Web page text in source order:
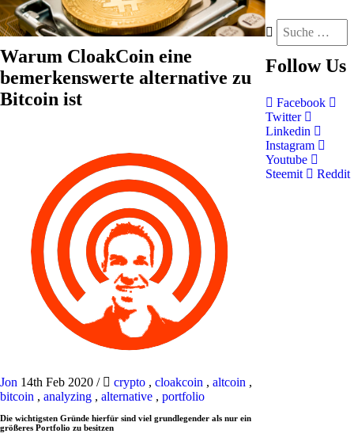
Warum CloakCoin eine
bemerkenswerte alternative zu
Bitcoin ist
Jon 14th Feb 2020 / crypto , cloakcoin , altcoin ,
bitcoin , analyzing , alternative , portfolio
Die wichtigsten Gründe hierfür sind viel grundlegender als nur ein
größeres Portfolio zu besitzen
Follow Us
Facebook
Twitter
Linkedin
Instagram
Youtube
Steemit
Reddit